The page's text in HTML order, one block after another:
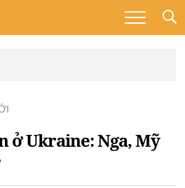
ở Ukraine: Nga, Mỹ